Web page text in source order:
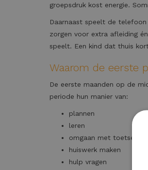
groepsdruk kost energie.
Daarnaast speelt de
zorgen voor extra afleiding
speelt. Een kind dat thuis
Waarom de eerste
De eerste maanden op de
periode hun manier van:
plannen
leren
omgaan met toetsen
huiswerk maken
hulp vragen